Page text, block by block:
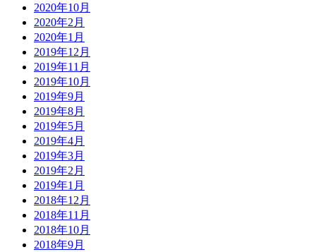
2020年10月
2020年2月
2020年1月
2019年12月
2019年11月
2019年10月
2019年9月
2019年8月
2019年5月
2019年4月
2019年3月
2019年2月
2019年1月
2018年12月
2018年11月
2018年10月
2018年9月